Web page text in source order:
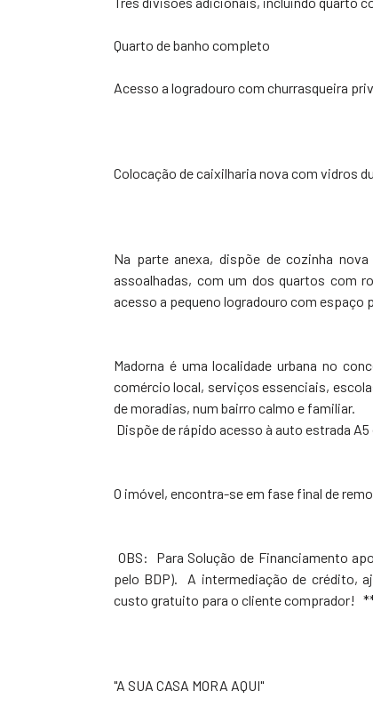
Quarto de banho completo
Acesso a logradouro com churrasqueira
Colocação de caixilharia nova com vidros
Na parte anexa, dispõe de cozinha
assoalhadas, com um dos quartos com
acesso a pequeno logradouro com espaço
Madorna é uma localidade urbana no
comércio local, serviços essenciais,
de moradias, num bairro calmo e familiar.
Dispõe de rápido acesso à auto estrada
O imóvel, encontra-se em fase final de
OBS: Para Solução de Financiamento
pelo BDP). A intermediação de crédito,
custo gratuito para o cliente comprador!
"A SUA CASA MORA AQUI"